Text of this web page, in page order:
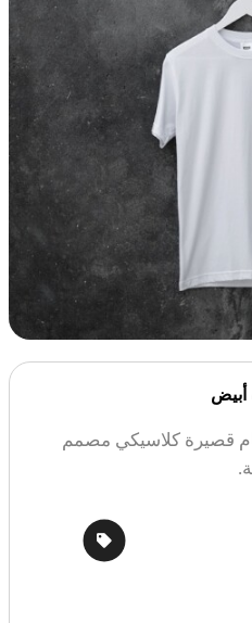
قصيرة كلاسيكي مصمم